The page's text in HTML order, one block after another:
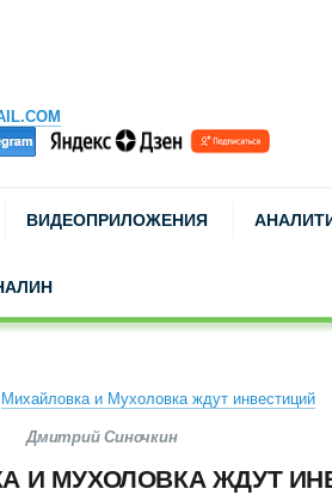
ВИДЕОПРИЛОЖЕНИЯ
Михайловка и Мухоловка ждут инвестиций
Дмитрий Синочкин
И МУХОЛОВКА ЖДУТ